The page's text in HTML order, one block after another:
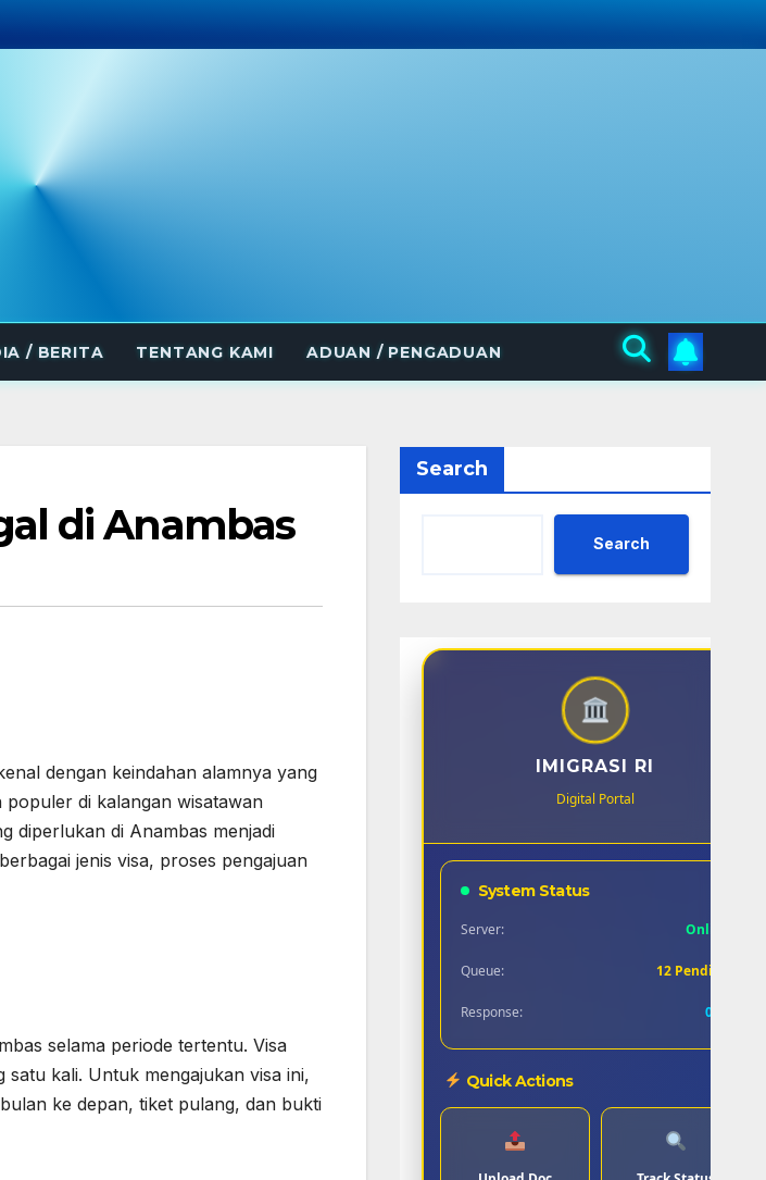
/ BERITA TENTANG KAMI ADUAN / PENGADUAN
di Anambas
dengan keindahan alamnya yang
populer di kalangan wisatawan
diperlukan di Anambas menjadi
jenis visa, proses pengajuan
selama periode tertentu. Visa
kali. Untuk mengajukan visa ini,
ke depan, tiket pulang, dan bukti
Search
Search
IMIGRASI RI
Digital Portal
System Status
Server: Online
Queue: 12 Pending
Response: 0.8s
Quick Actions